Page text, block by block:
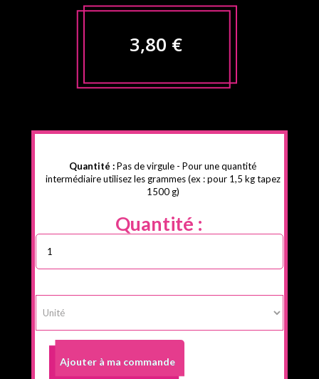
3,80 €
Quantité :Pas de virgule - Pour une quantité
intermédiaire utilisez les grammes (ex : pour 1,5 kg tapez
1500 g)
Quantité :
Ajouter à ma commande